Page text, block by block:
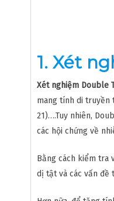
1. Xét
Xét nghiệm Double
mang tính di truyền
21)….Tuy nhiên,
các hội chứng về
Bằng cách kiểm tra
dị tật và các vấn đề